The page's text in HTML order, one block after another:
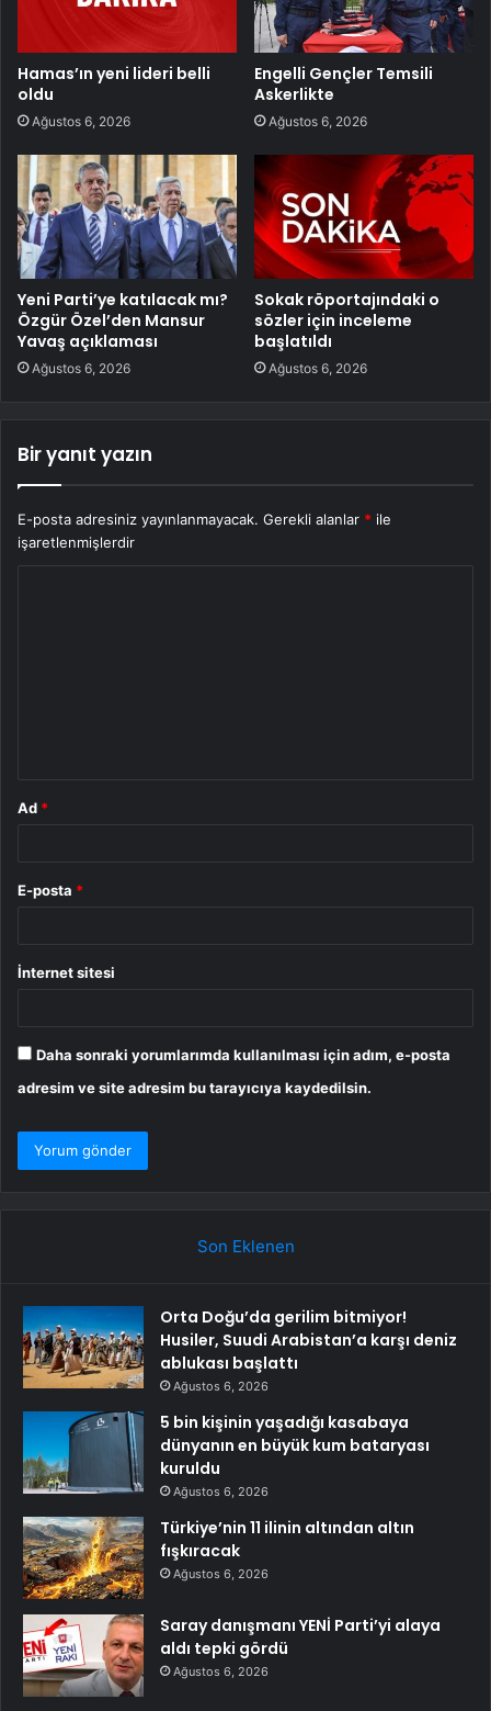
Hamas’ın yeni lideri belli
oldu
Ağustos 6, 2026
Engelli Gençler Temsili
Askerlikte
Ağustos 6, 2026
Yeni Parti’ye katılacak mı?
Özgür Özel’den Mansur
Yavaş açıklaması
Ağustos 6, 2026
Sokak röportajındaki o
sözler için inceleme
başlatıldı
Ağustos 6, 2026
Bir yanıt yazın
E-posta adresiniz yayınlanmayacak. Gerekli alanlar * ile
işaretlenmişlerdir
Ad *
E-posta *
İnternet sitesi
Daha sonraki yorumlarımda kullanılması için adım, e-posta
adresim ve site adresim bu tarayıcıya kaydedilsin.
Son Eklenen
Orta Doğu’da gerilim bitmiyor!
Husiler, Suudi Arabistan’a karşı deniz
ablukası başlattı
Ağustos 6, 2026
5 bin kişinin yaşadığı kasabaya
dünyanın en büyük kum bataryası
kuruldu
Ağustos 6, 2026
Türkiye’nin 11 ilinin altından altın
fışkıracak
Ağustos 6, 2026
Saray danışmanı YENİ Parti’yi alaya
aldı tepki gördü
Ağustos 6, 2026